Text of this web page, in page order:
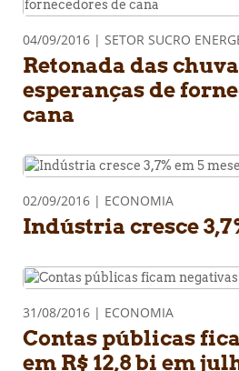
04/09/2016 | SETOR SUCRO
Retonada das
esperanças de
cana
02/09/2016 | ECONOMIA
Indústria cresce
31/08/2016 | ECONOMIA
Contas públicas
em R$ 12,8 bi em